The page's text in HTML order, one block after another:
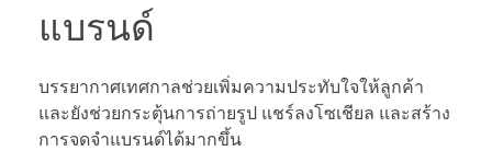
แบรนด์
บรรยากาศเทศกาลช่วยเพิ่มความประทับใจให้ลูกค้า
และยังช่วยกระตุ้นการถ่ายรูป แชร์ลงโซเชียล และสร้าง
การจดจำแบรนด์ได้มากขึ้น